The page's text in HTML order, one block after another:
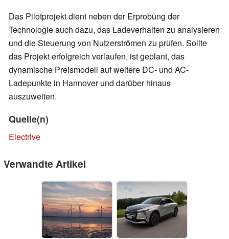
Das Pilotprojekt dient neben der Erprobung der
Technologie auch dazu, das Ladeverhalten zu analysieren
und die Steuerung von Nutzerströmen zu prüfen. Sollte
das Projekt erfolgreich verlaufen, ist geplant, das
dynamische Preismodell auf weitere DC- und AC-
Ladepunkte in Hannover und darüber hinaus
auszuweiten.
Quelle(n)
Electrive
Verwandte Artikel